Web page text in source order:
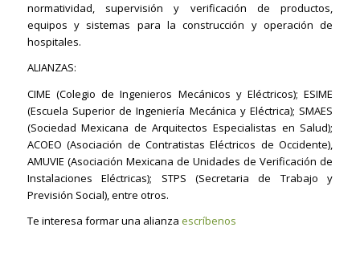
normatividad, supervisión y verificación de productos,
equipos y sistemas para la construcción y operación de
hospitales.
ALIANZAS:
CIME (Colegio de Ingenieros Mecánicos y Eléctricos); ESIME
(Escuela Superior de Ingeniería Mecánica y Eléctrica); SMAES
(Sociedad Mexicana de Arquitectos Especialistas en Salud);
ACOEO (Asociación de Contratistas Eléctricos de Occidente),
AMUVIE (Asociación Mexicana de Unidades de Verificación de
Instalaciones Eléctricas); STPS (Secretaria de Trabajo y
Previsión Social), entre otros.
Te interesa formar una alianza escríbenos